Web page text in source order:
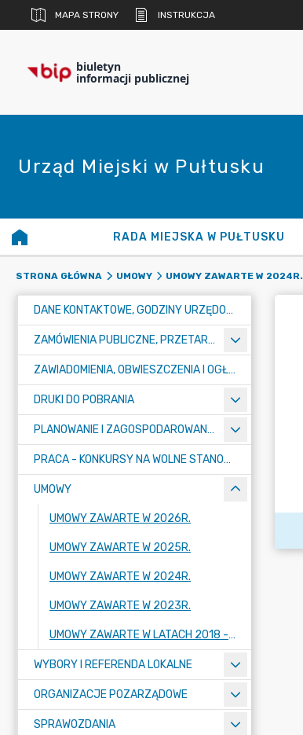
MAPA STRONY INSTRUKCJA
biuletyn
informacji publicznej
Urząd Miejski w Pułtusku
RADA MIEJSKA W PUŁTUSKU
STRONA GŁÓWNA UMOWY UMOWY ZAWARTE W 2024R.
DANE KONTAKTOWE, GODZINY URZĘDOWANIA I NUMER KONTA BANKOWEGO
ZAMÓWIENIA PUBLICZNE, PRZETARGI, KONKURSY
ZAWIADOMIENIA, OBWIESZCZENIA I OGŁOSZENIA
DRUKI DO POBRANIA
PLANOWANIE I ZAGOSPODAROWANIE PRZESTRZENNE
PRACA - KONKURSY NA WOLNE STANOWISKA
UMOWY
UMOWY ZAWARTE W 2026R.
UMOWY ZAWARTE W 2025R.
UMOWY ZAWARTE W 2024R.
UMOWY ZAWARTE W 2023R.
UMOWY ZAWARTE W LATACH 2018 - 2022
WYBORY I REFERENDA LOKALNE
ORGANIZACJE POZARZĄDOWE
SPRAWOZDANIA